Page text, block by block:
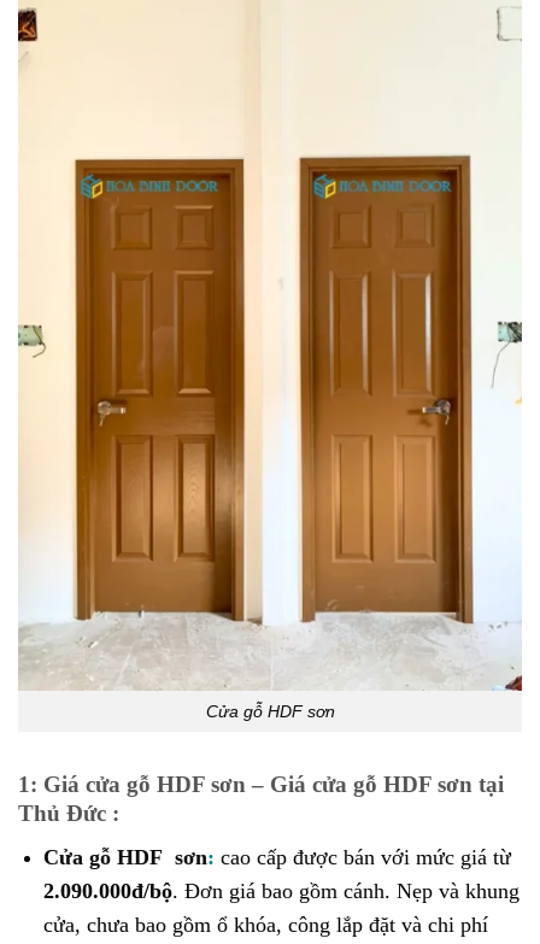
Cửa gỗ HDF sơn
1: Giá cửa gỗ HDF sơn – Giá cửa gỗ HDF sơn tại
Thủ Đức :
Cửa gỗ HDF sơn: cao cấp được bán với mức giá từ
2.090.000đ/bộ. Đơn giá bao gồm cánh. Nẹp và khung
cửa, chưa bao gồm ổ khóa, công lắp đặt và chi phí